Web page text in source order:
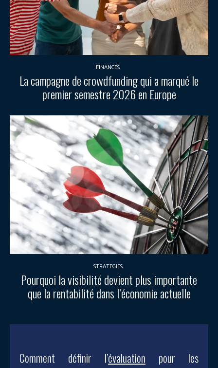
FINANCES
La campagne de crowdfunding qui a marqué le
premier semestre 2026 en Europe
STRATEGIES
Pourquoi la visibilité devient plus importante
que la rentabilité dans l’économie actuelle
Comment définir l’évaluation pour les